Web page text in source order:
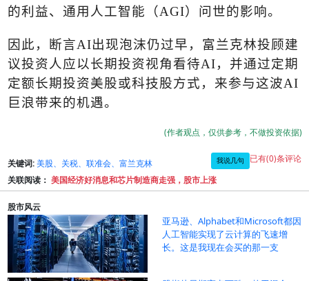
的利益、通用人工智能（AGI）问世的影响。
因此，断言AI出现泡沫仍过早，富兰克林投顾建
议投资人应以长期投资视角看待AI，并通过定期
定额长期投资美股或科技股方式，来参与这波AI
巨浪带来的机遇。
(作者观点，仅供参考，不做投资依据)
关键词: 美股、关税、联准会、富兰克林 我说几句 已有(0)条评论
关联阅读： 美国经济好消息和芯片制造商走强，股市上涨
股市风云
亚马逊、Alphabet和Microsoft都因
人工智能实现了云计算的飞速增
长。这是我现在会买的那一支